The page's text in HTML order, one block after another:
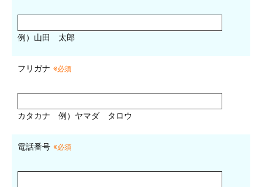
例）山田 太郎
フリガナ ※必須
カタカナ 例）ヤマダ タロウ
電話番号 ※必須